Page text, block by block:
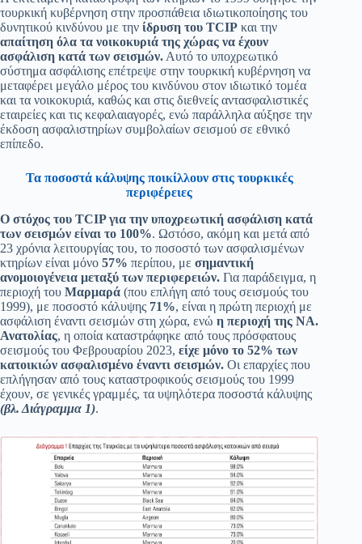
τουρκική κυβέρνηση στην προσπάθεια ιδιωτικοποίησης του
δυνητικού κινδύνου με την ίδρυση του TCIP και την
απαίτηση όλα τα νοικοκυριά της χώρας να έχουν
ασφάλιση κατά των σεισμών. Αυτό το υποχρεωτικό
σύστημα ασφάλισης επέτρεψε στην τουρκική κυβέρνηση να
μεταφέρει μεγάλο μέρος του κινδύνου στον ιδιωτικό τομέα
και τα νοικοκυριά, καθώς και στις διεθνείς αντασφαλιστικές
εταιρείες και τις κεφαλαιαγορές, ενώ παράλληλα αύξησε την
έκδοση ασφαλιστηρίων συμβολαίων σεισμού σε εθνικό
επίπεδο.
Τα ποσοστά κάλυψης ποικίλλουν στις τουρκικές
περιφέρειες
Ο στόχος του TCIP για την υποχρεωτική ασφάλιση κατά
των σεισμών είναι το 100%. Ωστόσο, ακόμη και μετά από
23 χρόνια λειτουργίας του, το ποσοστό των ασφαλισμένων
κτηρίων είναι μόνο 57% περίπου, με σημαντική
ανομοιογένεια μεταξύ των περιφερειών. Για παράδειγμα, η
περιοχή του Μαρμαρά (που επλήγη από τους σεισμούς του
1999), με ποσοστό κάλυψης 71%, είναι η πρώτη περιοχή με
ασφάλιση έναντι σεισμών στη χώρα, ενώ η περιοχή της ΝΑ.
Ανατολίας, η οποία καταστράφηκε από τους πρόσφατους
σεισμούς του Φεβρουαρίου 2023, είχε μόνο το 52% των
κατοικιών ασφαλισμένο έναντι σεισμών. Οι επαρχίες που
επλήγησαν από τους καταστροφικούς σεισμούς του 1999
έχουν, σε γενικές γραμμές, τα υψηλότερα ποσοστά κάλυψης
(βλ. Διάγραμμα 1).